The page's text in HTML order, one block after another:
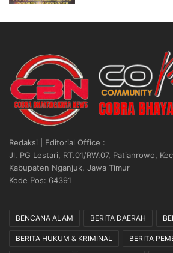
Redaksi | Editorial Office :
Jl. PG Lestari, RT.01/RW.07, Patianrowo,
Kabupaten Nganjuk, Jawa Timur
Kode Pos: 64391
BENCANA ALAM BERITA DAERAH
BERITA HUKUM & KRIMINAL BERITA